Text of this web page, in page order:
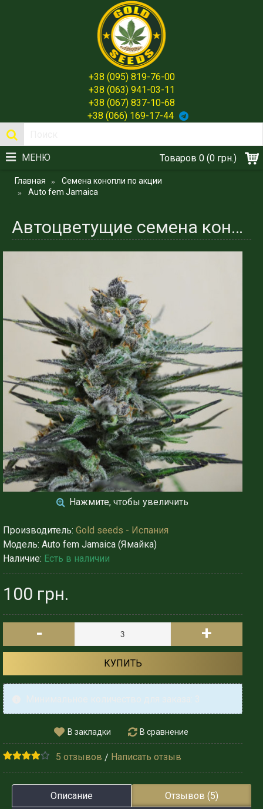
+38 (095) 819-76-00
+38 (063) 941-03-11
+38 (067) 837-10-68
+38 (066) 169-17-44
Товаров 0 (0 грн.)
МЕНЮ
Главная
Семена конопли по акции
Auto fem Jamaica
Автоцветущие семена конопли Jamaica - Seeds Spain Gold
Нажмите, чтобы увеличить
Производитель: Gold seeds - Испания
Модель: Auto fem Jamaica (Ямайка)
Наличие: Есть в наличии
100 грн.
-
+
КУПИТЬ
В закладки В сравнение
5 отзывов / Написать отзыв
Описание Отзывов (5)